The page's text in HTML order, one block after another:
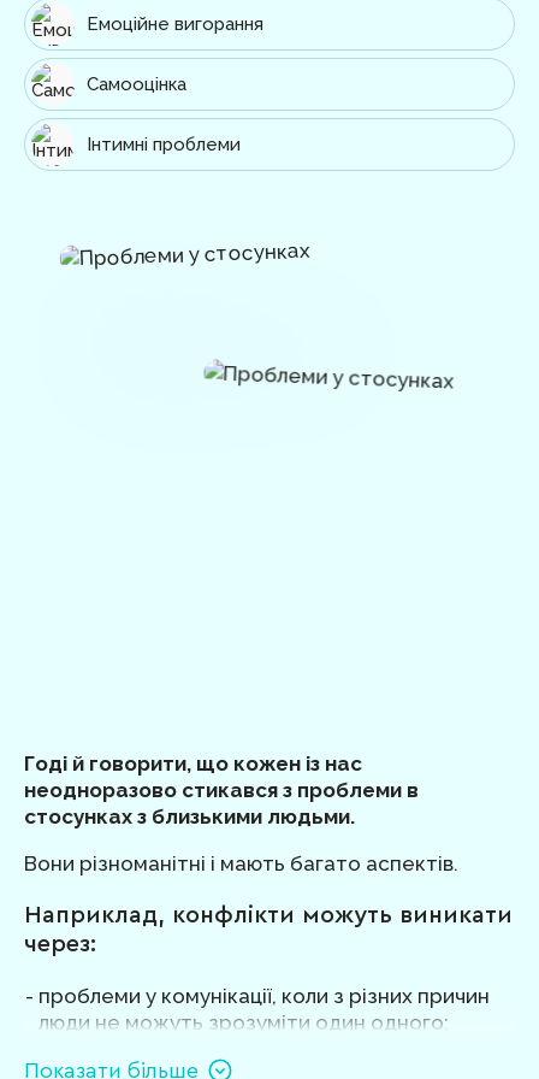
Емоційне вигорання
Самооцінка
Інтимні проблеми
Годі й говорити, що кожен із нас
неодноразово стикався з проблеми в
стосунках з близькими людьми.
Вони різноманітні і мають багато аспектів.
Наприклад, конфлікти можуть виникати
через:
проблеми у комунікації, коли з різних причин
люди не можуть зрозуміти один одного;
недостатню емоційну залученість і підтримку
Показати більше